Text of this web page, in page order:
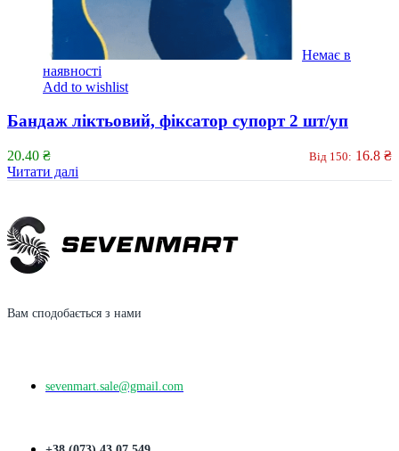
Немає в
наявності
Add to wishlist
Бандаж ліктьовий, фіксатор супорт 2 шт/уп
20.40 ₴ Від 150: 16.8 ₴
Читати далі
Вам сподобається з нами
sevenmart.sale@gmail.com